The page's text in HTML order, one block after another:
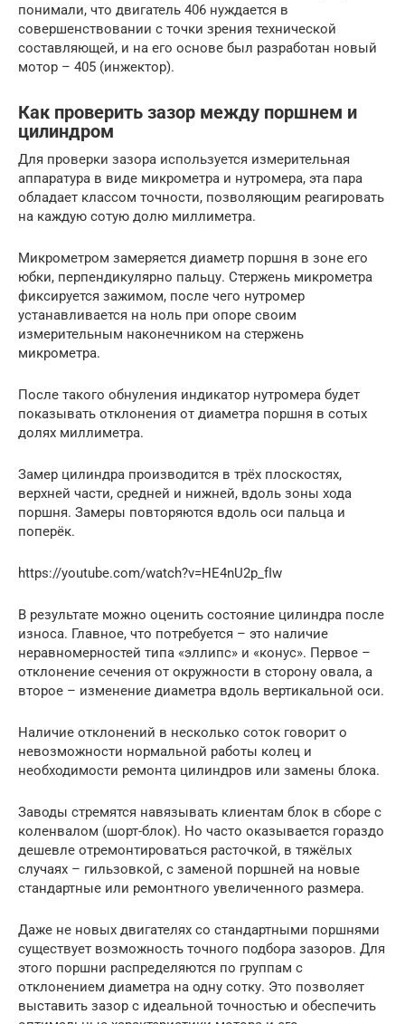
понимали, что двигатель 406 нуждается в
совершенствовании с точки зрения технической
составляющей, и на его основе был разработан новый
мотор – 405 (инжектор).
Как проверить зазор между поршнем и
цилиндром
Для проверки зазора используется измерительная
аппаратура в виде микрометра и нутромера, эта пара
обладает классом точности, позволяющим реагировать
на каждую сотую долю миллиметра.
Микрометром замеряется диаметр поршня в зоне его
юбки, перпендикулярно пальцу. Стержень микрометра
фиксируется зажимом, после чего нутромер
устанавливается на ноль при опоре своим
измерительным наконечником на стержень
микрометра.
После такого обнуления индикатор нутромера будет
показывать отклонения от диаметра поршня в сотых
долях миллиметра.
Замер цилиндра производится в трёх плоскостях,
верхней части, средней и нижней, вдоль зоны хода
поршня. Замеры повторяются вдоль оси пальца и
поперёк.
https://youtube.com/watch?v=HE4nU2p_fIw
В результате можно оценить состояние цилиндра после
износа. Главное, что потребуется – это наличие
неравномерностей типа «эллипс» и «конус». Первое –
отклонение сечения от окружности в сторону овала, а
второе – изменение диаметра вдоль вертикальной оси.
Наличие отклонений в несколько соток говорит о
невозможности нормальной работы колец и
необходимости ремонта цилиндров или замены блока.
Заводы стремятся навязывать клиентам блок в сборе с
коленвалом (шорт-блок). Но часто оказывается гораздо
дешевле отремонтироваться расточкой, в тяжёлых
случаях – гильзовкой, с заменой поршней на новые
стандартные или ремонтного увеличенного размера.
Даже не новых двигателях со стандартными поршнями
существует возможность точного подбора зазоров. Для
этого поршни распределяются по группам с
отклонением диаметра на одну сотку. Это позволяет
выставить зазор с идеальной точностью и обеспечить